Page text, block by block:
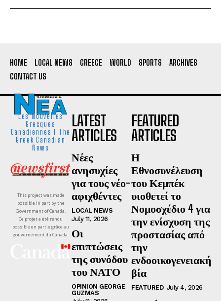
HOME LOCAL NEWS GREECE WORLD SPORTS
ARCHIVES
CONTACT US
Les Nouvelles
Grecques
Canadiennes I The
Greek Canadian
News
This project was made
possible in part by the
Government of Canada.
Ce projet a été rendu
possible en partie grâce au
gouvernement du Canada.
LATEST
ARTICLES
Νέες
ανησυχίες
για τους νέο-
αφιχθέντες
LOCAL NEWS
July 11, 2026
Οι
επιπτώσεις
της συνόδου
του ΝΑΤΟ
OPINION GEORGE
GUZMAS
FEATURED
ARTICLES
Η
Εθνοσυνέλευση
του Κεμπέκ
υιοθετεί το
Νομοσχέδιο 4 για
την ενίσχυση της
προστασίας από
την
ενδοοικογενειακή
βία
FEATURED July 4, 2026